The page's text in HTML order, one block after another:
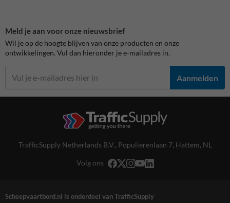
Meld je aan voor onze nieuwsbrief
Wil je op de hoogte blijven van onze producten en onze
ontwikkelingen. Vul dan hieronder je e-mailadres in.
Aanmelden
TrafficSupply Netherlands B.V., Populierenlaan 7, Hattem, NL
Volg ons
Scheepvaartbord.nl is onderdeel van TrafficSupply